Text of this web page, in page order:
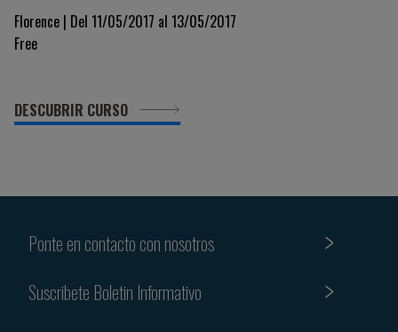
Florence | Del 11/05/2017 al 13/05/2017
Free
DESCUBRIR CURSO
Ponte en contacto con nosotros
Suscribete Boletin Informativo